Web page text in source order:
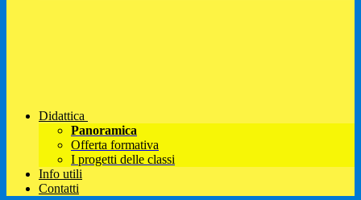
Didattica
Panoramica
Offerta formativa
I progetti delle classi
Info utili
Contatti